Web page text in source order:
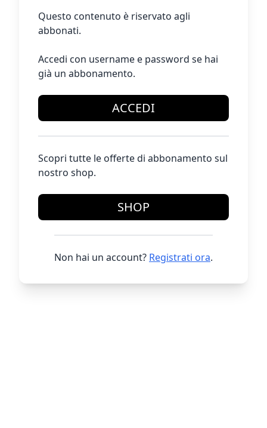
Questo contenuto è riservato agli
abbonati.
Accedi con username e password se hai
già un abbonamento.
ACCEDI
Scopri tutte le offerte di abbonamento sul
nostro shop.
SHOP
Non hai un account? Registrati ora.